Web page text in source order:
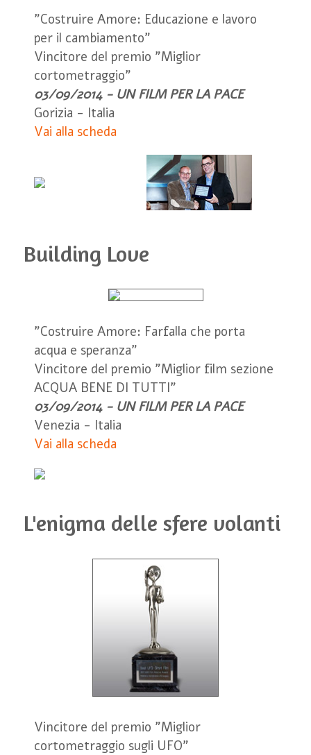
"Costruire Amore: Educazione e lavoro
per il cambiamento"
Vincitore del premio "Miglior
cortometraggio"
03/09/2014 - UN FILM PER LA PACE
Gorizia - Italia
Vai alla scheda
Building Love
"Costruire Amore: Farfalla che porta
acqua e speranza"
Vincitore del premio "Miglior film sezione
ACQUA BENE DI TUTTI"
03/09/2014 - UN FILM PER LA PACE
Venezia - Italia
Vai alla scheda
L'enigma delle sfere volanti
Vincitore del premio "Miglior
cortometraggio sugli UFO"